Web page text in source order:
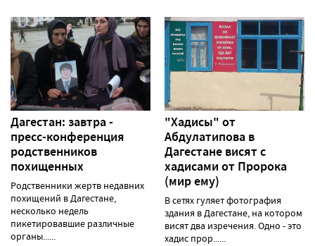
Дагестан: завтра -
пресс-конференция
родственников
похищенных
Родственники жертв недавних
похищений в Дагестане,
несколько недель
пикетировавшие различные
органы......
"Хадисы" от
Абдулатипова в
Дагестане висят с
хадисами от Пророка
(мир ему)
В сетях гуляет фотография
здания в Дагестане, на котором
висят два изречения. Одно - это
хадис прор......